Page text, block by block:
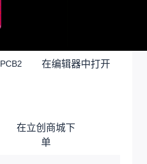
PCB2 在编辑器中打开
在立创商城下
单